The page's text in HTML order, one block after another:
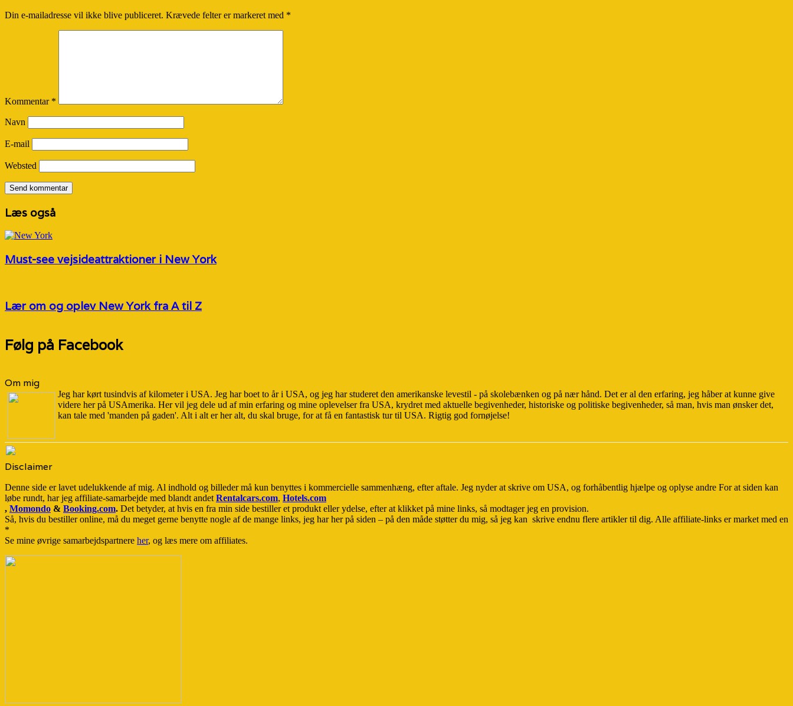
Din e-mailadresse vil ikke blive publiceret. Krævede felter er markeret med *
Kommentar *
Navn
E-mail
Websted
Læs også
Must-see vejsideattraktioner i New York
Lær om og oplev New York fra A til Z
Følg på Facebook
Om mig
Jeg har kørt tusindvis af kilometer i USA. Jeg har boet to år i USA, og jeg har studeret den amerikanske levestil - på skolebænken og på nær hånd. Det er al den erfaring, jeg håber at kunne give
videre her på USAmerika. Her vil jeg dele ud af min erfaring og mine oplevelser fra USA, krydret med aktuelle begivenheder, historiske og politiske begivenheder, så man, hvis man ønsker det,
kan tale med 'manden på gaden'. Alt i alt er her alt, du skal bruge, for at få en fantastisk tur til USA. Rigtig god fornøjelse!
Disclaimer
Denne side er lavet udelukkende af mig. Al indhold og billeder må kun benyttes i kommercielle sammenhæng, efter aftale. Jeg nyder at skrive om USA, og forhåbentlig hjælpe og oplyse andre For at siden kan
løbe rundt, har jeg affiliate-samarbejde med blandt andet Rentalcars.com, Hotels.com
, Momondo & Booking.com. Det betyder, at hvis en fra min side bestiller et produkt eller ydelse, efter at klikket på mine links, så modtager jeg en provision.
Så, hvis du bestiller online, må du meget gerne benytte nogle af de mange links, jeg har her på siden – på den måde støtter du mig, så jeg kan skrive endnu flere artikler til dig. Alle affiliate-links er market med en
*
Se mine øvrige samarbejdspartnere her, og læs mere om affiliates.